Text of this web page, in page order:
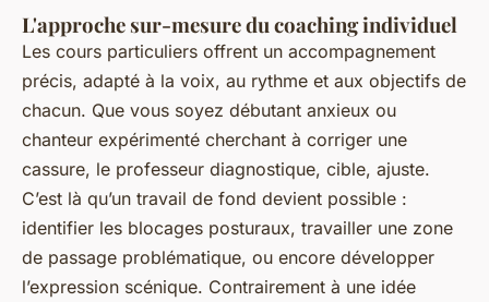
L'approche sur-mesure du coaching individuel
Les cours particuliers offrent un accompagnement
précis, adapté à la voix, au rythme et aux objectifs de
chacun. Que vous soyez débutant anxieux ou
chanteur expérimenté cherchant à corriger une
cassure, le professeur diagnostique, cible, ajuste.
C’est là qu’un travail de fond devient possible :
identifier les blocages posturaux, travailler une zone
de passage problématique, ou encore développer
l’expression scénique. Contrairement à une idée